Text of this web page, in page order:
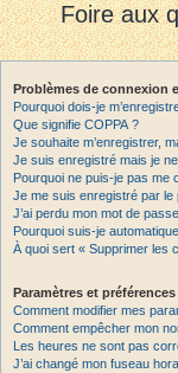
Foire aux
Problèmes de connexion
Pourquoi dois-je
Que signifie COPPA ?
Je souhaite m’enregistrer,
Je suis enregistré mais je
Pourquoi ne puis-je pas me
Je me suis enregistré par
J’ai perdu mon mot de
Pourquoi suis-je
À quoi sert « Supprimer les
Paramètres et
Comment modifier mes
Comment empêcher mon
Les heures ne sont pas
J’ai changé mon fuseau